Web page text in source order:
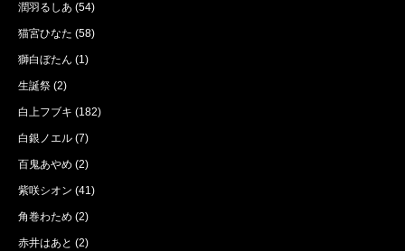
潤羽るしあ (54)
猫宮ひなた (58)
獅白ぼたん (1)
生誕祭 (2)
白上フブキ (182)
白銀ノエル (7)
百鬼あやめ (2)
紫咲シオン (41)
角巻わため (2)
赤井はあと (2)